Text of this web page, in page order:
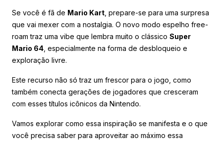
Se você é fã de Mario Kart , prepare-se para uma surpresa
que vai mexer com a nostalgia. O novo modo espelho free-
roam traz uma vibe que lembra muito o clássico Super
Mario 64 , especialmente na forma de desbloqueio e
exploração livre.
Este recurso não só traz um frescor para o jogo, como
também conecta gerações de jogadores que cresceram
com esses títulos icônicos da Nintendo.
Vamos explorar como essa inspiração se manifesta e o que
você precisa saber para aproveitar ao máximo essa